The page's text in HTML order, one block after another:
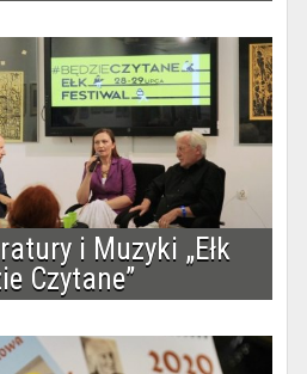
i Muzyki „Ełk
Czytane”